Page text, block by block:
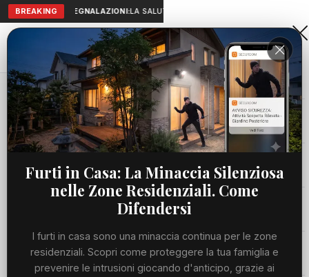
BREAKING SEGNALAZIONI:LA SALUTE A PORTATA DI MANO:
Aranova • NET
PORTALE UTILE AL TERRITORIO
Home
Cronaca
Viabilità
Meteo
Furti in Casa: La Minaccia Silenziosa
nelle Zone Residenziali. Come
Difendersi
I furti in casa sono una minaccia continua per le zone
residenziali. Scopri come proteggere la tua famiglia e
prevenire le intrusioni giocando d'anticipo, grazie ai